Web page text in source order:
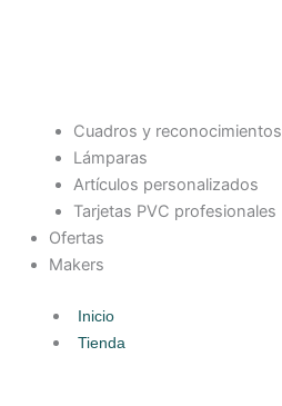
Cuadros y reconocimientos
Lámparas
Artículos personalizados
Tarjetas PVC profesionales
Ofertas
Makers
Inicio
Tienda